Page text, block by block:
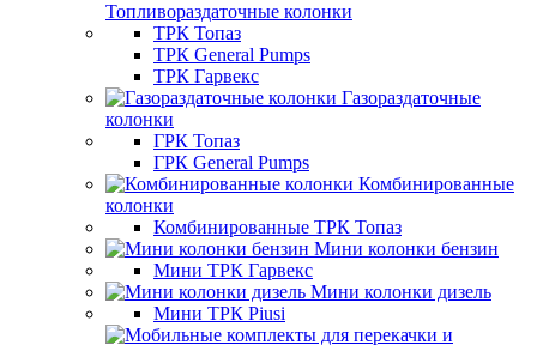
Топливораздаточные колонки
ТРК Топаз
ТРК General Pumps
ТРК Гарвекс
Газораздаточные
колонки
ГРК Топаз
ГРК General Pumps
Комбинированные
колонки
Комбинированные ТРК Топаз
Мини колонки бензин
Мини ТРК Гарвекс
Мини колонки дизель
Мини ТРК Piusi